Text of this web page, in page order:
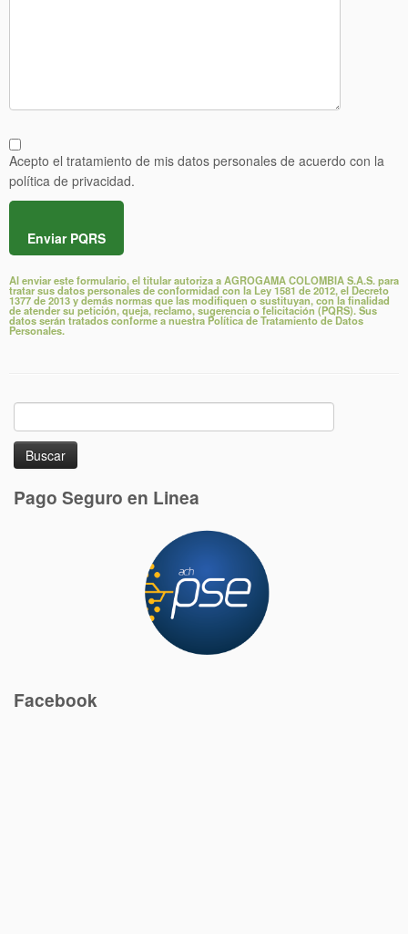
Acepto el tratamiento de mis datos personales de acuerdo con la
política de privacidad.
Enviar PQRS
Al enviar este formulario, el titular autoriza aAGROGAMA COLOMBIA S.A.S. para
tratar sus datos personales de conformidad con la Ley 1581 de 2012, elDecreto
1377 de 2013y demás normas que las modifiquen o sustituyan, con la finalidad
de atender su petición, queja, reclamo, sugerencia o felicitación (PQRS). Sus
datos serán tratados conforme a nuestra Política de Tratamiento de Datos
Personales.
Buscar:
Pago Seguro en Linea
Facebook